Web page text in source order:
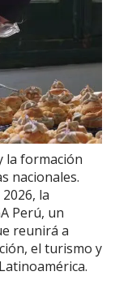
la formación
nacionales.
la
Perú, un
reunirá a
el turismo y